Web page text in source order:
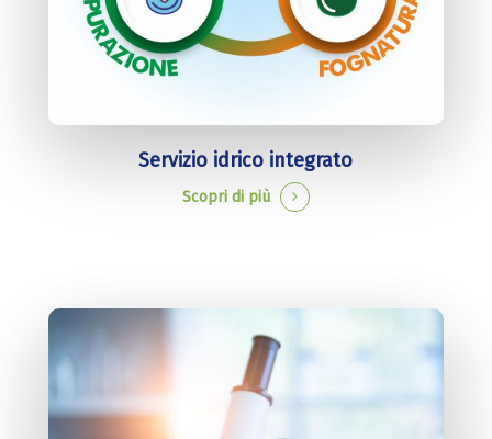
Servizio idrico integrato
Scopri di più